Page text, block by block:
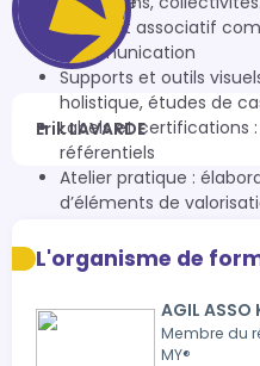
Le projet associatif
communication
Supports et outils
holistique, études de
Labels et certifications
référentiels
Atelier pratique :
d’éléments de
Retour sur les acquis
Élaboration d’un plan
communication
Échanges et
Erik LAVARDE
L'organisme de
AGIL ASSO
Membre du
MY®️